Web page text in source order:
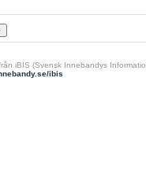
iBIS (Svensk Innebandys
ibis